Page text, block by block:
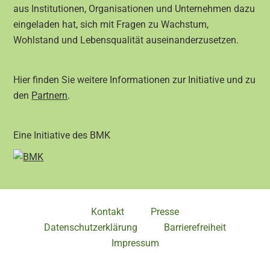
aus Institutionen, Organisationen und Unternehmen dazu
eingeladen hat, sich mit Fragen zu Wachstum,
Wohlstand und Lebensqualität auseinanderzusetzen.
Hier finden Sie weitere Informationen zur Initiative und zu
den Partnern.
Eine Initiative des BMK
Kontakt
Presse
Datenschutzerklärung
Barrierefreiheit
Impressum